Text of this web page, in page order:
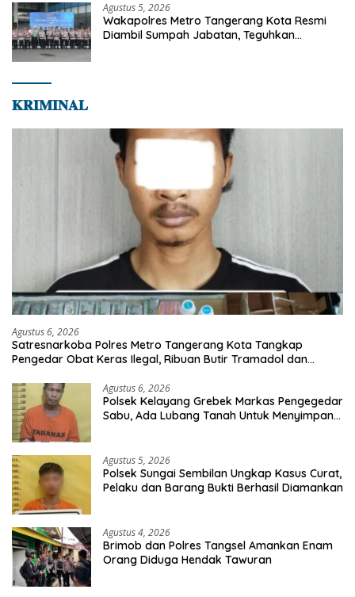
Agustus 5, 2026
Wakapolres Metro Tangerang Kota Resmi
Diambil Sumpah Jabatan, Teguhkan
𝐊𝐑𝐈𝐌𝐈𝐍𝐀𝐋
Agustus 6, 2026
Satresnarkoba Polres Metro Tangerang Kota Tangkap
Pengedar Obat Keras Ilegal, Ribuan Butir Tramadol dan
Agustus 6, 2026
Polsek Kelayang Grebek Markas Pengegedar
Sabu, Ada Lubang Tanah Untuk Menyimpan
Agustus 5, 2026
Polsek Sungai Sembilan Ungkap Kasus Curat,
Pelaku dan Barang Bukti Berhasil Diamankan
Agustus 4, 2026
Brimob dan Polres Tangsel Amankan Enam
Orang Diduga Hendak Tawuran